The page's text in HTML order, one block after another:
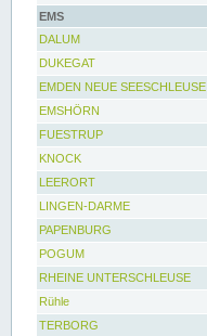
EMS
DALUM
DUKEGAT
EMDEN NEUE SEESCHLEUSE
EMSHÖRN
FUESTRUP
KNOCK
LEERORT
LINGEN-DARME
PAPENBURG
POGUM
RHEINE UNTERSCHLEUSE
Rühle
TERBORG